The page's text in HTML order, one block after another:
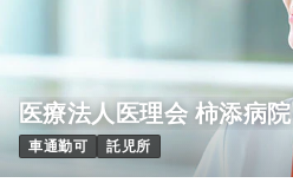
医療法人医理会 柿添病院
車通勤可 託児所